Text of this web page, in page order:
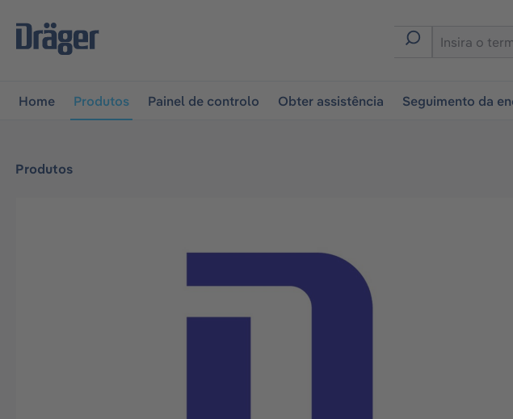
a navegação principal
Home Produtos Painel de controlo Obter assistência Seguimento da
Produtos